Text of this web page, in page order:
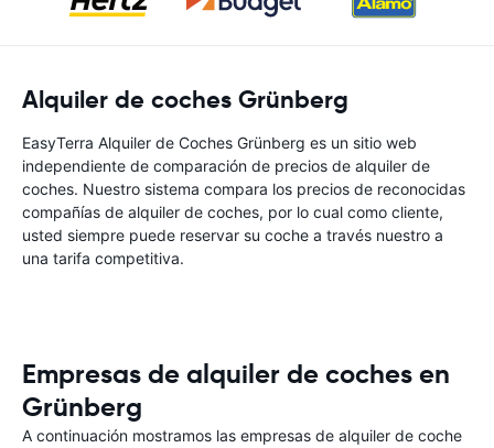
Alquiler de coches Grünberg
EasyTerra Alquiler de Coches Grünberg es un sitio web
independiente de comparación de precios de alquiler de
coches. Nuestro sistema compara los precios de reconocidas
compañías de alquiler de coches, por lo cual como cliente,
usted siempre puede reservar su coche a través nuestro a
una tarifa competitiva.
Empresas de alquiler de coches en
Grünberg
A continuación mostramos las empresas de alquiler de coche